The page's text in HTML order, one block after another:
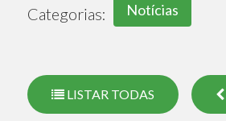
Categorias: Notícias
LISTAR TODAS